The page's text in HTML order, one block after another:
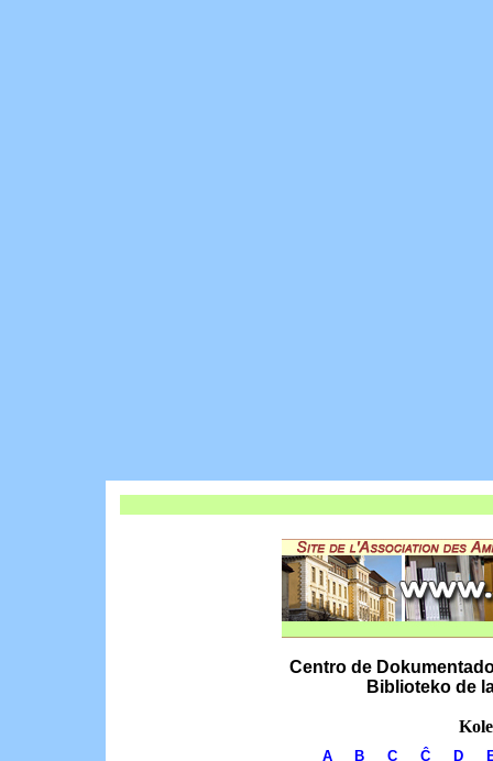
Centro de
Biblioteko de
A B C Ĉ D